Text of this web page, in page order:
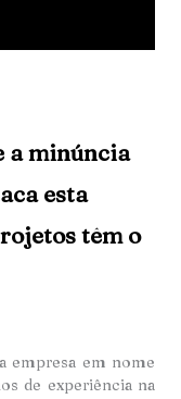
a minúncia
esta
têm o
empresa em nome
de experiência na